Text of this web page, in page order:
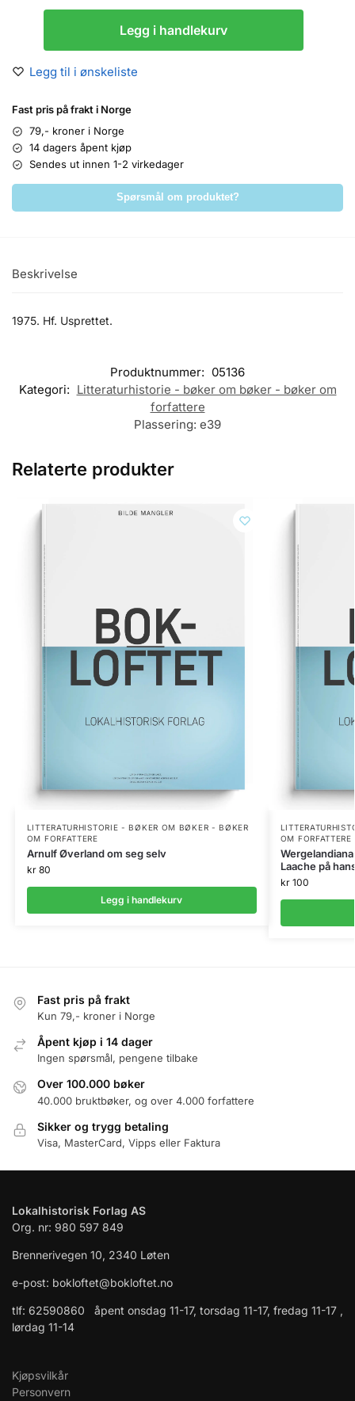
Legg i handlekurv
Legg til i ønskeliste
Fast pris på frakt i Norge
79,- kroner i Norge
14 dagers åpent kjøp
Sendes ut innen 1-2 virkedager
Spørsmål om produktet?
Beskrivelse
1975. Hf. Usprettet.
Produktnummer: 05136
Kategori: Litteraturhistorie - bøker om bøker - bøker om
forfattere
Plassering: e39
Relaterte produkter
LITTERATURHISTORIE - BØKER OM BØKER - BØKER
OM FORFATTERE
Arnulf Øverland om seg selv
kr80
Legg i handlekurv
OM FORFATTERE
Laache på
kr100
Fast pris på frakt
Kun 79,- kroner i Norge
Åpent kjøp i 14 dager
Ingen spørsmål, pengene tilbake
Over 100.000 bøker
40.000 bruktbøker, og over 4.000 forfattere
Sikker og trygg betaling
Visa, MasterCard, Vipps eller Faktura
Lokalhistorisk Forlag AS
Org. nr: 980 597 849
Brennerivegen 10, 2340 Løten
e-post: bokloftet@bokloftet.no
tlf: 62590860 åpent onsdag 11-17, torsdag 11-17, fredag 11-17 ,
lørdag 11-14
Kjøpsvilkår
Personvern